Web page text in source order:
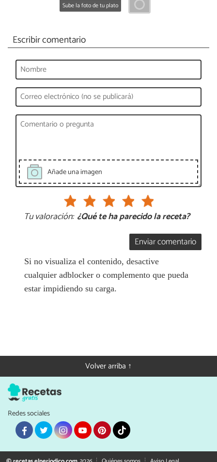
Sube la foto de tu plato
Escribir comentario
Añade una imagen
Tu valoración: ¿Qué te ha parecido la receta?
Enviar comentario
Si no visualiza el contenido, desactive
cualquier adblocker o complemento que pueda
estar impidiendo su carga.
Volver arriba ↑
Redes sociales